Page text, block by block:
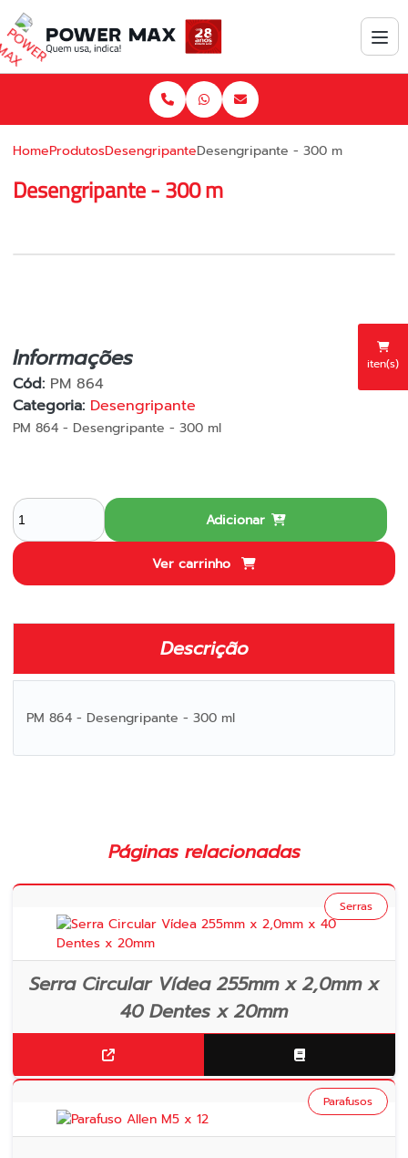
iten(s)
HomeProdutosDesengripanteDesengripante - 300 m
Desengripante - 300 m
Informações
Cód: PM 864
Categoria: Desengripante
PM 864 - Desengripante - 300 ml
Adicionar
Ver carrinho
Descrição
PM 864 - Desengripante - 300 ml
Páginas relacionadas
Serra Circular Vídea 255mm x 2,0mm x
40 Dentes x 20mm
Serras
Parafusos